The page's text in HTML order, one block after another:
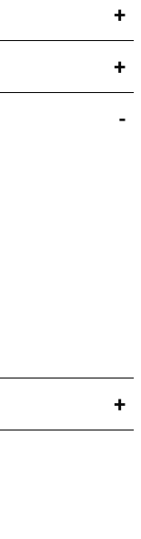
+
+
-
+